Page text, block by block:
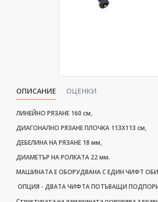
ОПИСАНИЕ ОЦЕНКИ
ЛИНЕЙНО РЯЗАНЕ 160 см,
ДИАГОНАЛНО РЯЗАНЕ ПЛОЧКА 113Х113 см,
ДЕБЕЛИНА НА РЯЗАНЕ 18 мм,
ДИАМЕТЪР НА РОЛКАТА 22 мм.
МАШИНАТА Е ОБОРУДВАНА С ЕДИН ЧИФТ
ОПЦИЯ - ДВАТА ЧИФТА ПОТЪВАЩИ